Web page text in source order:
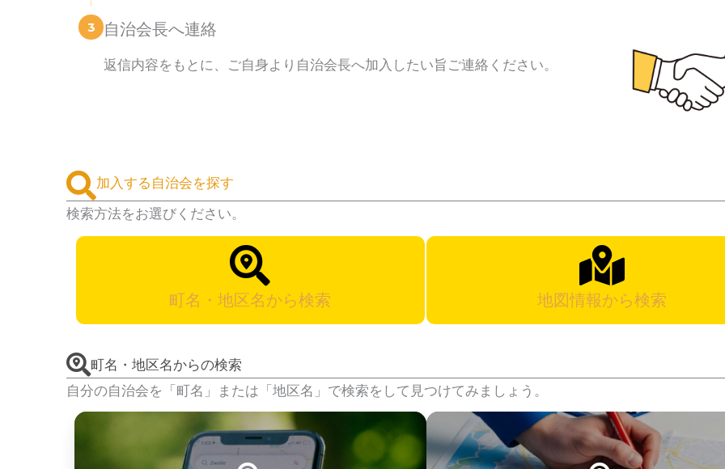
3 自治会長へ連絡
返信内容をもとに、ご自身より自治会長へ加入したい旨ご連絡ください。
加入する自治会を探す
検索方法をお選びください。
町名・地区名から検索 地図情報から検索
町名・地区名からの検索
自分の自治会を「町名」または「地区名」で検索をして見つけてみましょう。